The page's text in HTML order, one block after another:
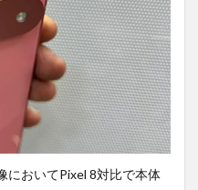
においてPixel 8対比で本体